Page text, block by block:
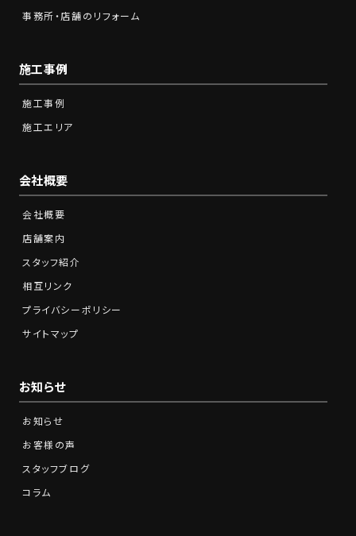
事務所・店舗のリフォーム
施工事例
施工事例
施工エリア
会社概要
会社概要
店舗案内
スタッフ紹介
相互リンク
プライバシーポリシー
サイトマップ
お知らせ
お知らせ
お客様の声
スタッフブログ
コラム